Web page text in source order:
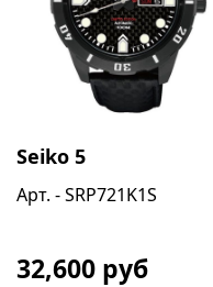
Seiko 5
Арт. - SRP721K1S
32,600 руб